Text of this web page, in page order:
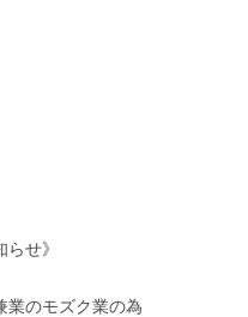
せ》
業のモズク業の為